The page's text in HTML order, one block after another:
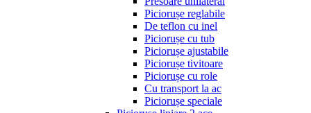
Piciorușe reglabile
De teflon cu inel
Piciorușe cu tub
Piciorușe ajustabile
Piciorușe tivitoare
Piciorușe cu role
Cu transport la ac
Piciorușe speciale